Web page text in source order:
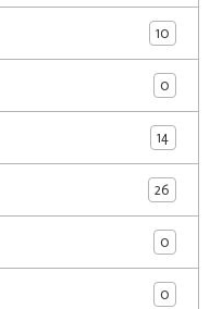
10
0
14
26
0
0